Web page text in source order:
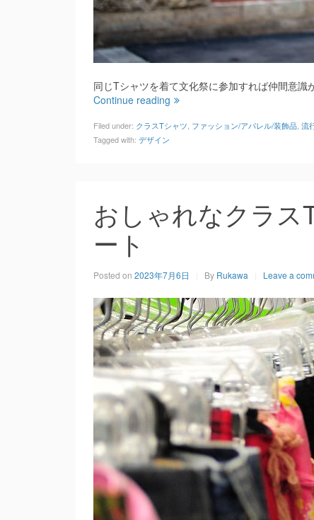
同じTシャツを着て文化祭に参加すれば仲間意識
Continue reading
Filed under: クラスTシャツ ファッション/アパレル/装飾品 流
Tagged with: デザイン
おしゃれなクラ
ート
Posted on 2023年7月6日 By Rukawa Leave a